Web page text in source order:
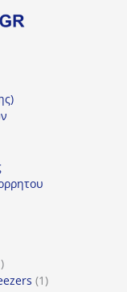
1
προϊόν11